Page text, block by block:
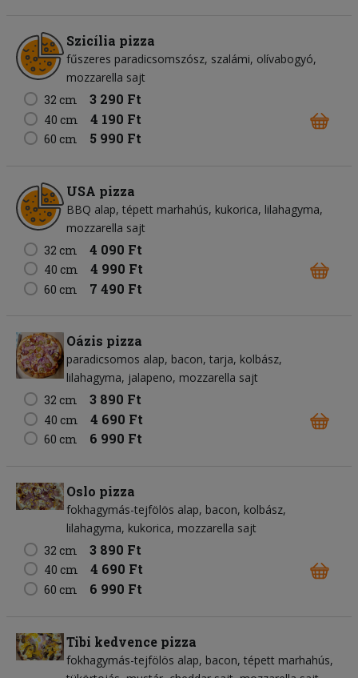
Szicília pizza
fűszeres paradicsomszósz szalámi olívabogyó
mozzarella sajt
32 cm
3 290 Ft
40 cm 4 190 Ft
60 cm 5 990 Ft
USA pizza
BBQ alap tépett marhahús kukorica lilahagyma
mozzarella sajt
32 cm
4 090 Ft
40 cm 4 990 Ft
60 cm 7 490 Ft
Oázis pizza
paradicsomos alap bacon tarja kolbász
lilahagyma jalapeno mozzarella sajt
32 cm
3 890 Ft
40 cm 4 690 Ft
60 cm 6 990 Ft
Oslo pizza
fokhagymás-tejfölös alap bacon kolbász
lilahagyma kukorica mozzarella sajt
32 cm
3 890 Ft
40 cm 4 690 Ft
60 cm 6 990 Ft
Tibi kedvence pizza
fokhagymás-tejfölös alap bacon tépett marhahús